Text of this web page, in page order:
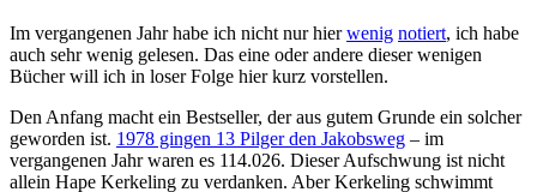
Im vergangenen Jahr habe ich nicht nur hierwenig notiert, ich habe
auch sehr wenig gelesen. Das eine oder andere dieser wenigen
Bücher will ich in loser Folge hier kurz vorstellen.
Den Anfang macht ein Bestseller, der aus gutem Grunde ein solcher
geworden ist. 1978 gingen 13 Pilger den Jakobsweg – im
vergangenen Jahr waren es 114.026. Dieser Aufschwung ist nicht
allein Hape Kerkeling zu verdanken. Aber Kerkeling schwimmt